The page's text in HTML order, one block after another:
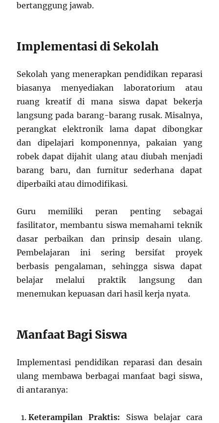
bertanggung jawab.
Implementasi di Sekolah
Sekolah yang menerapkan pendidikan reparasi
biasanya menyediakan laboratorium atau
ruang kreatif di mana siswa dapat bekerja
langsung pada barang-barang rusak. Misalnya,
perangkat elektronik lama dapat dibongkar
dan dipelajari komponennya, pakaian yang
robek dapat dijahit ulang atau diubah menjadi
barang baru, dan furnitur sederhana dapat
diperbaiki atau dimodifikasi.
Guru memiliki peran penting sebagai
fasilitator, membantu siswa memahami teknik
dasar perbaikan dan prinsip desain ulang.
Pembelajaran ini sering bersifat proyek
berbasis pengalaman, sehingga siswa dapat
belajar melalui praktik langsung dan
menemukan kepuasan dari hasil kerja nyata.
Manfaat Bagi Siswa
Implementasi pendidikan reparasi dan desain
ulang membawa berbagai manfaat bagi siswa,
di antaranya:
Keterampilan Praktis: Siswa belajar cara